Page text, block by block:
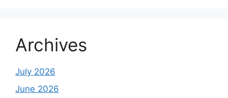
Archives
July 2026
June 2026